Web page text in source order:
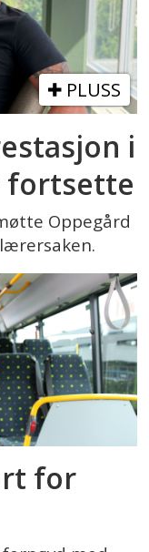
PLUSS
i
fortsette
Oppegård
for